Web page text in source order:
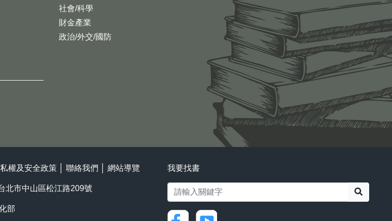
社會/科學
財金產業
政治/外交/國防
權及安全政策 聯絡我們 網站導覽
北市中山區松江路209號
部
我要找書